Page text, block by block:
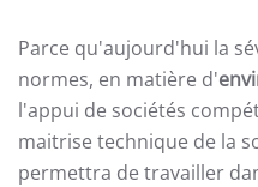
Parce qu'aujourd'hui la
normes, en matière d'
l'appui de sociétés
maitrise technique de la
permettra de travailler